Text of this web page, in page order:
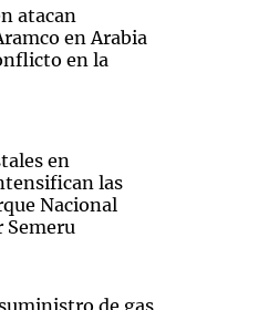
atacan
en Arabia
en la
en
las
Nacional
Semeru
de gas